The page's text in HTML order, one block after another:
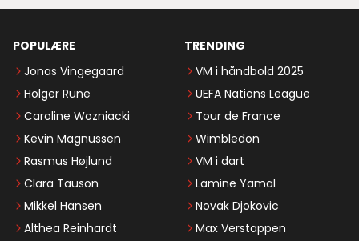
POPULÆRE
Jonas Vingegaard
Holger Rune
Caroline Wozniacki
Kevin Magnussen
Rasmus Højlund
Clara Tauson
Mikkel Hansen
Althea Reinhardt
TRENDING
VM i håndbold 2025
UEFA Nations League
Tour de France
Wimbledon
VM i dart
Lamine Yamal
Novak Djokovic
Max Verstappen